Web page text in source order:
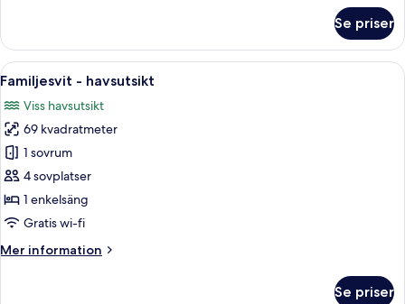
rum
2
queensize-
sängar
havsutsikt
Se priser
Öppna
alla
foton
för
Familjesvit
-
havsutsikt
Ett hotellrum med två sängar, ett
11
Familjesvit - havsutsikt
Viss havsutsikt
69 kvadratmeter
1 sovrum
4 sovplatser
1 enkelsäng
Gratis wi-fi
Mer information
Mer
Se priser